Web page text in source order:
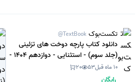
تکست‌بوک @TextBook
دانلود کتاب پارچه دوخت های تزئینی
(جلد سوم) - استثنایی - دوازدهم 1404 -
1405 (نسخه PDF)
10 ماه قبل 53
20
رایگان